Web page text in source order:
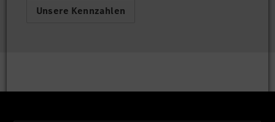
Unsere Kennzahlen